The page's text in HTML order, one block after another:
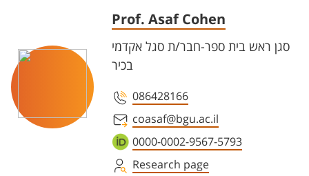
Prof. Asaf Cohen
סגן ראש בית ספר-חבר/ת סגל אקדמי
בכיר
086428166
coasaf@bgu.ac.il
0000-0002-9567-5793
Research page